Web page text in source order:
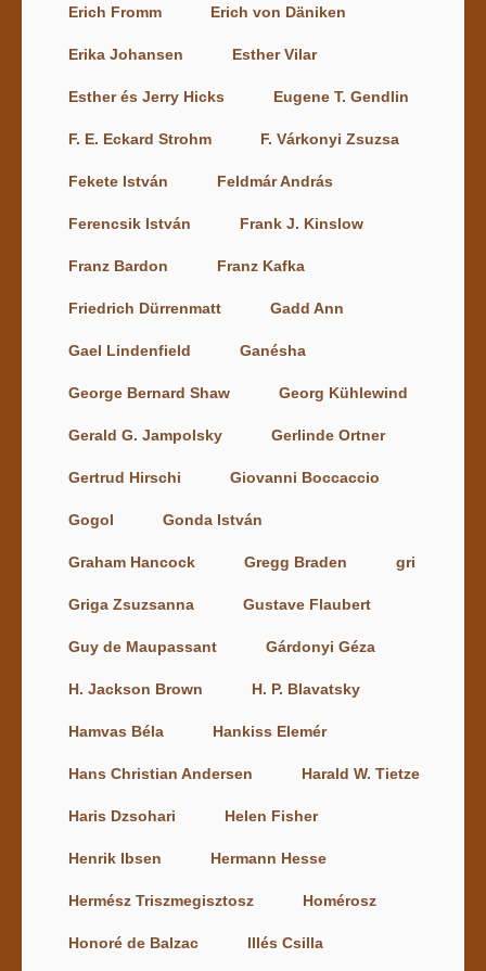
Erich Fromm Erich von Däniken
Erika Johansen Esther Vilar
Esther és Jerry Hicks Eugene T. Gendlin
F. E. Eckard Strohm F. Várkonyi Zsuzsa
Fekete István Feldmár András
Ferencsik István Frank J. Kinslow
Franz Bardon Franz Kafka
Friedrich Dürrenmatt Gadd Ann
Gael Lindenfield Ganésha
George Bernard Shaw Georg Kühlewind
Gerald G. Jampolsky Gerlinde Ortner
Gertrud Hirschi Giovanni Boccaccio
Gogol Gonda István
Graham Hancock Gregg Braden gri
Griga Zsuzsanna Gustave Flaubert
Guy de Maupassant Gárdonyi Géza
H. Jackson Brown H. P. Blavatsky
Hamvas Béla Hankiss Elemér
Hans Christian Andersen Harald W. Tietze
Haris Dzsohari Helen Fisher
Henrik Ibsen Hermann Hesse
Hermész Triszmegisztosz Homérosz
Honoré de Balzac Illés Csilla